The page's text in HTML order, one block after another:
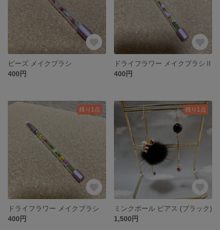
ビーズ メイクブラシ
400円
ドライフラワー メイクブラシⅡ
400円
残り1点
ドライフラワー メイクブラシ
400円
残り1点
ミンクボール ピアス (ブラック)
1,500円